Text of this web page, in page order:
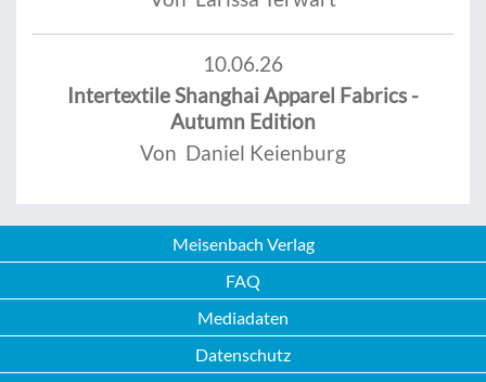
10.06.26
Intertextile Shanghai Apparel Fabrics -
Autumn Edition
Von Daniel Keienburg
Meisenbach Verlag
FAQ
Mediadaten
Datenschutz